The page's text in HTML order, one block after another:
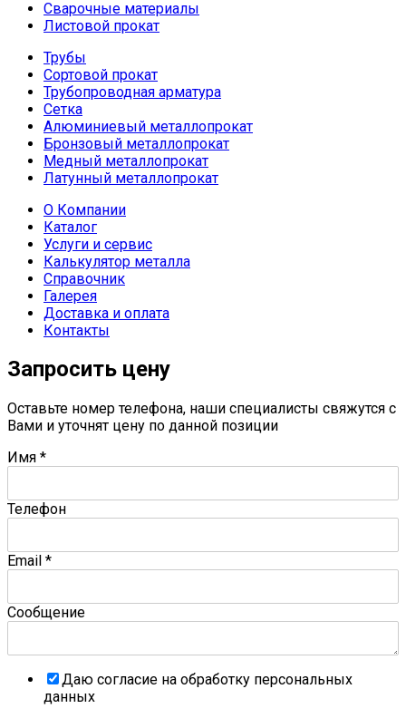
Сварочные материалы
Листовой прокат
Трубы
Сортовой прокат
Трубопроводная арматура
Сетка
Алюминиевый металлопрокат
Бронзовый металлопрокат
Медный металлопрокат
Латунный металлопрокат
О Компании
Каталог
Услуги и сервис
Калькулятор металла
Справочник
Галерея
Доставка и оплата
Контакты
Запросить цену
Оставьте номер телефона, наши специалисты свяжутся с
Вами и уточнят цену по данной позиции
Имя *
Телефон
Email *
Сообщение
Даю согласие на обработку персональных
данных